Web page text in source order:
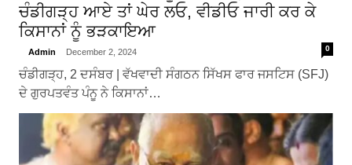
ਚੰਡੀਗੜ੍ਹ ਆਏ ਤਾਂ ਘੇਰ ਲਓ, ਵੀਡੀਓ ਜਾਰੀ ਕਰ ਕੇ
ਕਿਸਾਨਾਂ ਨੂੰ ਭੜਕਾਇਆ
Admin December 2, 2024 0
ਚੰਡੀਗੜ੍ਹ, 2 ਦਸੰਬਰ | ਵੱਖਵਾਦੀ ਸੰਗਠਨ ਸਿੱਖਸ ਫਾਰ ਜਸਟਿਸ (SFJ)
ਦੇ ਗੁਰਪਤਵੰਤ ਪੰਨੂ ਨੇ ਕਿਸਾਨਾਂ…